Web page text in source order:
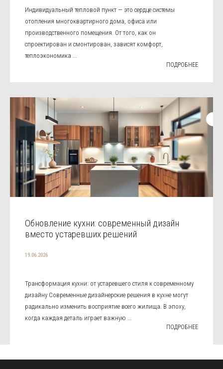
Индивидуальный тепловой пункт — это сердце системы
отопления многоквартирного дома, офиса или
производственного помещения. От того, как он
спроектирован и смонтирован, зависят комфорт,
теплоэкономика ...
ПОДРОБНЕЕ
Обновление кухни: современный дизайн
вместо устаревших решений
19.06.2026
Трансформация кухни: от устаревшего стиля к современному
дизайну Современные дизайнерские решения в кухне могут
радикально изменить восприятие всего жилища. В эпоху,
когда каждая деталь играет важную ...
ПОДРОБНЕЕ